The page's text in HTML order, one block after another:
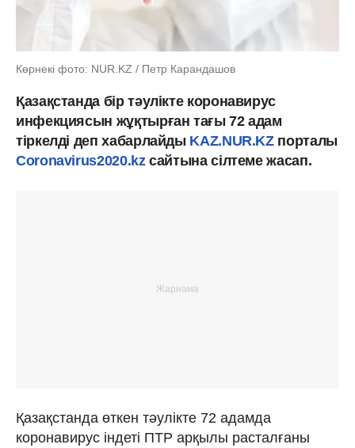
Көрнекі фото: NUR.KZ / Петр Карандашов
Қазақстанда бір тәулікте коронавирус
инфекциясын жұқтырған тағы 72 адам
тіркелді деп хабарлайды KAZ.NUR.KZпорталы
Coronavirus2020.kzсайтына сілтеме жасап.
Қазақстанда өткен тәулікте 72 адамда
коронавирус індеті ПТР арқылы расталғаны